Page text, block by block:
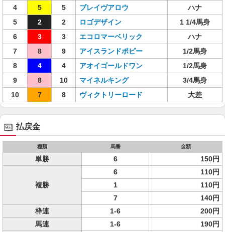
4
5 5 ブレイヴアロウ
ハナ
5
2 2 ロゴデザイン
1 1/4馬身
6
3 3 エコロマーベリック
ハナ
7
8 9 アイスランドポピー
1/2馬身
8
4 4 アオイゴールドワン
1/2馬身
9
8 10 マイネルキング
3/4馬身
10
7 8 ヴィクトリーロード 大差
払戻金
種類 馬番 金額
単勝 6 150円
複勝
6
110円
1
110円
7
140円
枠連
1-6
200円
馬連
1-6 190円